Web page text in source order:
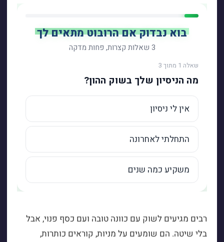
רבים מגיעים לשוק עם כוונה טובה ועם כסף פנוי, אבל
בלי שיטה. הם שומעים על מניות, קוראים כותרות,